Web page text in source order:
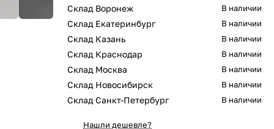
Склад Воронеж В наличии
Склад Екатеринбург В наличии
Склад Казань В наличии
Склад Краснодар В наличии
Склад Москва В наличии
Склад Новосибирск В наличии
Склад Санкт-Петербург В наличии
Нашли дешевле?